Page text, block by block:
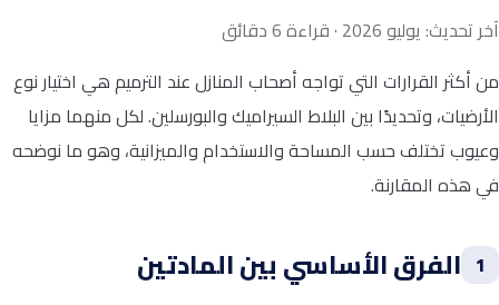
آخر تحديث: يوليو 2026 · قراءة 6 دقائق
من أكثر القرارات التي تواجه أصحاب المنازل عند الترميم هي اختيار نوع
الأرضيات، وتحديدًا بين البلاط السيراميك والبورسلين. لكل منهما مزايا
وعيوب تختلف حسب المساحة والاستخدام والميزانية، وهو ما نوضحه
في هذه المقارنة.
1 الفرق الأساسي بين المادتين